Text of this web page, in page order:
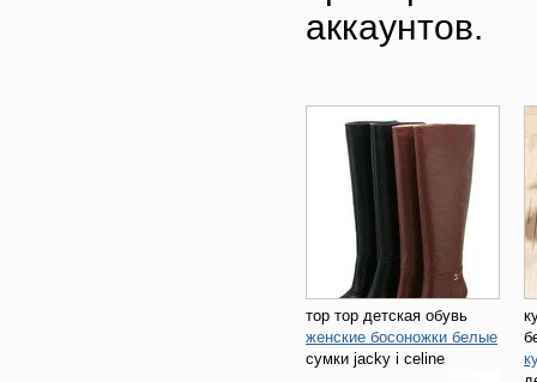
аккаунтов.
тор тор детская обувь
женские босоножки белые
сумки jacky i celine